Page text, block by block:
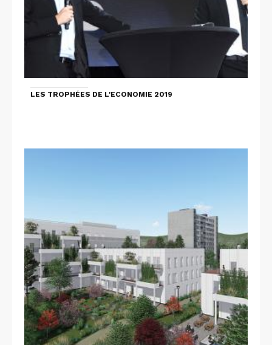
LES TROPHÉES DE L'ECONOMIE 2019